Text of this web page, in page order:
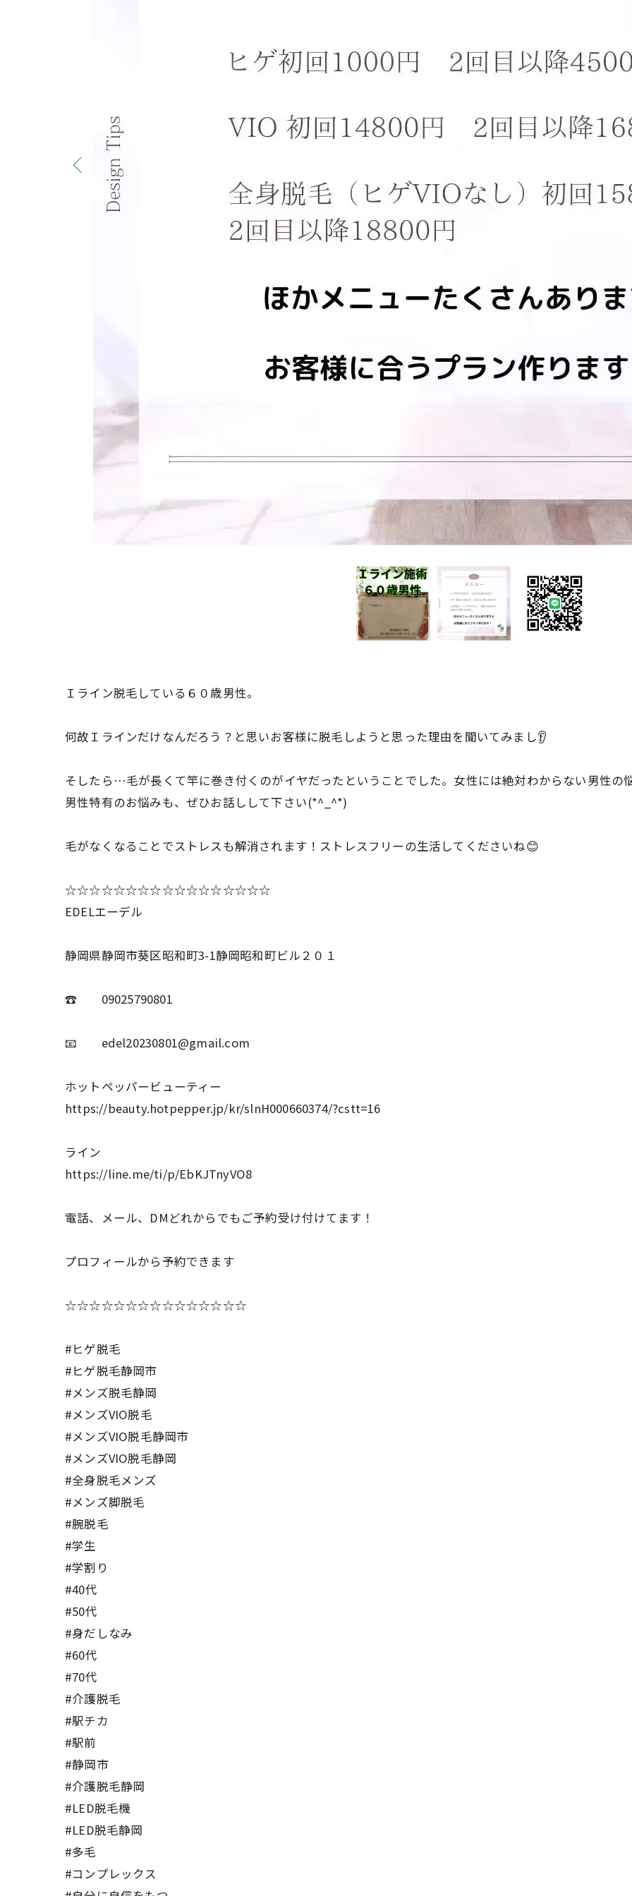
Ｉライン脱毛している６０歳男性。
何故Ｉラインだけなんだろう？と思いお客様に脱毛しようと思った理由を聞いてみまし👂
そしたら…毛が長くて竿に巻き付くのがイヤだったということでした。女性には絶対わからない男性の
男性特有のお悩みも、ぜひお話しして下さい(*^_^*)
毛がなくなることでストレスも解消されます！ストレスフリーの生活してくださいね😊
☆☆☆☆☆☆☆☆☆☆☆☆☆☆☆☆☆
EDELエーデル
静岡県静岡市葵区昭和町3-1静岡昭和町ビル２０１
☎ 09025790801
📧 edel20230801@gmail.com
ホットペッパービューティー
https://beauty.hotpepper.jp/kr/slnH000660374/?cstt=16
ライン
https://line.me/ti/p/EbKJTnyVO8
電話、メール、DMどれからでもご予約受け付けてます！
プロフィールから予約できます
☆☆☆☆☆☆☆☆☆☆☆☆☆☆☆
#ヒゲ脱毛
#ヒゲ脱毛静岡市
#メンズ脱毛静岡
#メンズVIO脱毛
#メンズVIO脱毛静岡市
#メンズVIO脱毛静岡
#全身脱毛メンズ
#メンズ脚脱毛
#腕脱毛
#学生
#学割り
#40代
#50代
#身だしなみ
#60代
#70代
#介護脱毛
#駅チカ
#駅前
#静岡市
#介護脱毛静岡
#LED脱毛機
#LED脱毛静岡
#多毛
#コンプレックス